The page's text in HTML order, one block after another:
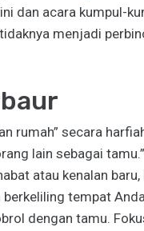
dan acara kumpul-
menjadi
rumah” secara
lain sebagai
atau kenalan
berkeliling tempat
dengan tamu.